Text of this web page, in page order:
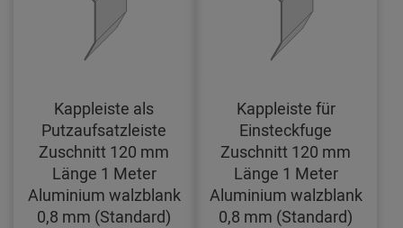
Kappleiste als
Putzaufsatzleiste
Zuschnitt 120 mm
Länge 1 Meter
Aluminium walzblank
0,8 mm (Standard)
Kappleiste für
Einsteckfuge
Zuschnitt 120 mm
Länge 1 Meter
Aluminium walzblank
0,8 mm (Standard)